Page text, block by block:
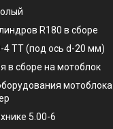
R180 в сборе
4 TT (под ось d-20 мм)
в сборе на мотоблок
мотоблока
5.00-6